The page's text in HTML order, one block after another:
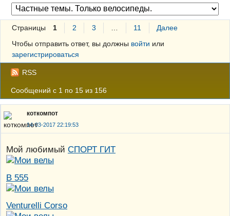
Правила
Поиск
Регистрация
Вход
Страницы 1 2 3 11
Далее
Чтобы отправить ответ, вы должны войти или
зарегистрироваться
RSS
Сообщений с 1 по 15 из 156
коткомпот
14-03-2017 22:19:53
Мой любимый СПОРТ ГИТ
В 555
Venturelli Corso